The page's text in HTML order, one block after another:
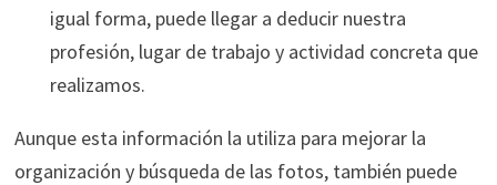
igual forma, puede llegar a deducir nuestra
profesión, lugar de trabajo y actividad concreta que
realizamos.
Aunque esta información la utiliza para mejorar la
organización y búsqueda de las fotos, también puede